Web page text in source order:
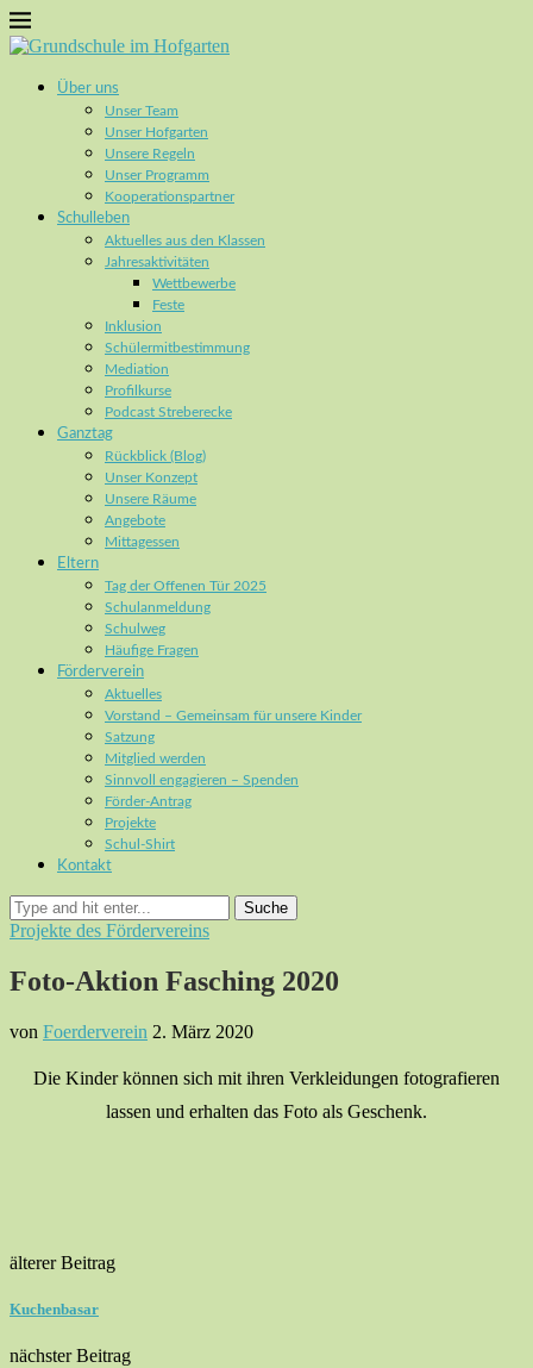
Über uns
Unser Team
Unser Hofgarten
Unsere Regeln
Unser Programm
Kooperationspartner
Schulleben
Aktuelles aus den Klassen
Jahresaktivitäten
Wettbewerbe
Feste
Inklusion
Schülermitbestimmung
Mediation
Profilkurse
Podcast Streberecke
Ganztag
Rückblick (Blog)
Unser Konzept
Unsere Räume
Angebote
Mittagessen
Eltern
Tag der Offenen Tür 2025
Schulanmeldung
Schulweg
Häufige Fragen
Förderverein
Aktuelles
Vorstand – Gemeinsam für unsere Kinder
Satzung
Mitglied werden
Sinnvoll engagieren – Spenden
Förder-Antrag
Projekte
Schul-Shirt
Kontakt
Suche
Projekte des Fördervereins
Foto-Aktion Fasching 2020
von Foerderverein 2. März 2020
Die Kinder können sich mit ihren Verkleidungen fotografieren
lassen und erhalten das Foto als Geschenk.
älterer Beitrag
Kuchenbasar
nächster Beitrag